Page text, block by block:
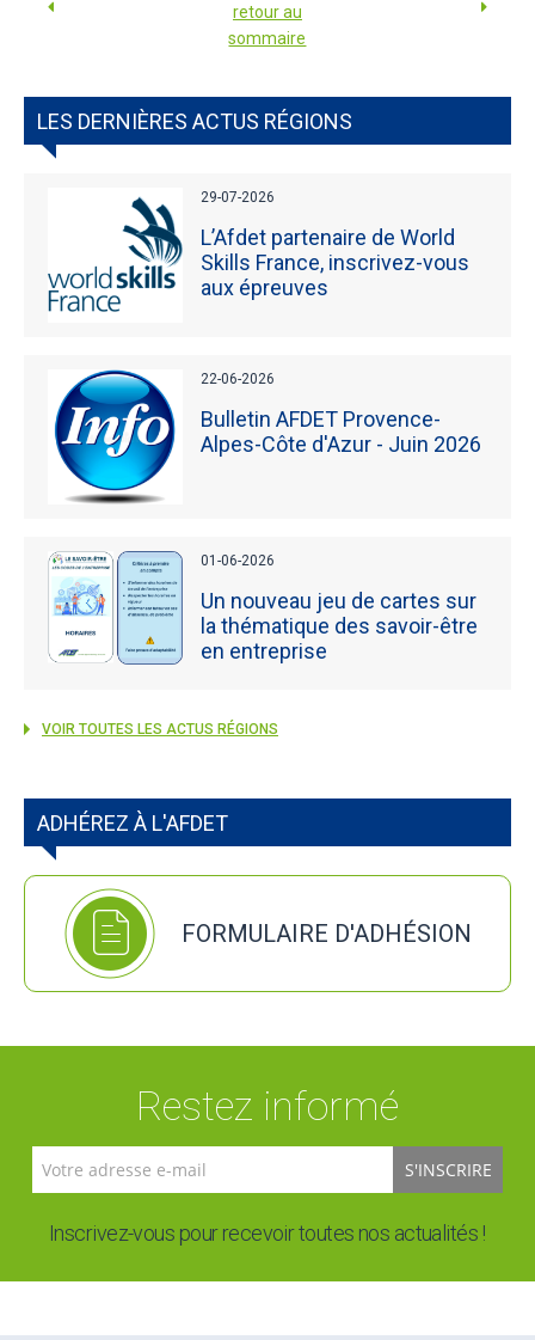
retour au
sommaire
LES DERNIÈRES ACTUS RÉGIONS
29-07-2026
L’Afdet partenaire de World
Skills France, inscrivez-vous
aux épreuves
22-06-2026
Bulletin AFDET Provence-
Alpes-Côte d'Azur - Juin 2026
01-06-2026
Un nouveau jeu de cartes sur
la thématique des savoir-être
en entreprise
VOIR TOUTES LES ACTUS RÉGIONS
ADHÉREZ À L'AFDET
FORMULAIRE D'ADHÉSION
Restez informé
S'INSCRIRE
Inscrivez-vous pour recevoir toutes nos actualités !